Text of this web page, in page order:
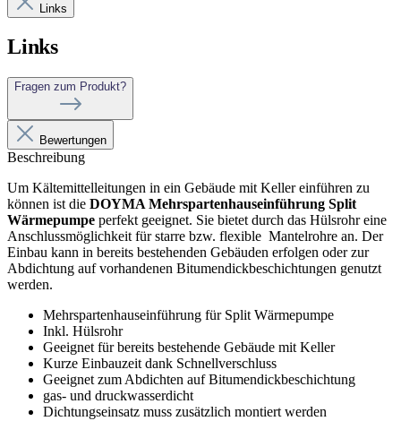
Links
Links
Fragen zum Produkt?
Bewertungen
Beschreibung
Um Kältemittelleitungen in ein Gebäude mit Keller einführen zu
können ist die DOYMA Mehrspartenhauseinführung Split
Wärmepumpe perfekt geeignet. Sie bietet durch das Hülsrohr eine
Anschlussmöglichkeit für starre bzw. flexible Mantelrohre an. Der
Einbau kann in bereits bestehenden Gebäuden erfolgen oder zur
Abdichtung auf vorhandenen Bitumendickbeschichtungen genutzt
werden.
Mehrspartenhauseinführung für Split Wärmepumpe
Inkl. Hülsrohr
Geeignet für bereits bestehende Gebäude mit Keller
Kurze Einbauzeit dank Schnellverschluss
Geeignet zum Abdichten auf Bitumendickbeschichtung
gas- und druckwasserdicht
Dichtungseinsatz muss zusätzlich montiert werden